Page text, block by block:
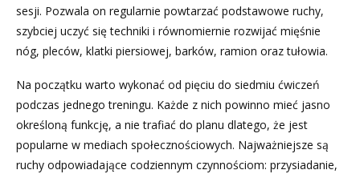
sesji. Pozwala on regularnie powtarzać podstawowe ruchy,
szybciej uczyć się techniki i równomiernie rozwijać mięśnie
nóg, pleców, klatki piersiowej, barków, ramion oraz tułowia.
Na początku warto wykonać od pięciu do siedmiu ćwiczeń
podczas jednego treningu. Każde z nich powinno mieć jasno
określoną funkcję, a nie trafiać do planu dlatego, że jest
popularne w mediach społecznościowych. Najważniejsze są
ruchy odpowiadające codziennym czynnościom: przysiadanie,